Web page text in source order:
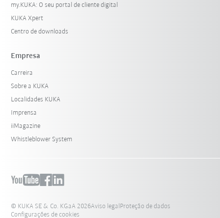
my.KUKA: O seu portal de cliente digital
KUKA Xpert
Centro de downloads
Empresa
Carreira
Sobre a KUKA
Localidades KUKA
Imprensa
iiMagazine
Whistleblower System
© KUKA SE & Co. KGaA 2026Aviso legal Proteção de dados
Configurações de cookies